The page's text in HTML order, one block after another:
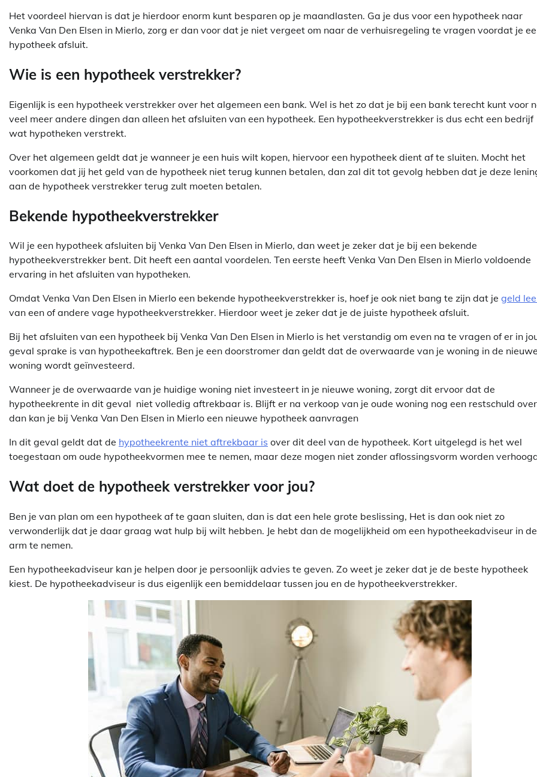
Het voordeel hiervan is dat je hierdoor enorm kunt besparen op je maandlasten. Ga je dus voor een hypotheek naar
Venka Van Den Elsen in Mierlo, zorg er dan voor dat je niet vergeet om naar de verhuisregeling te vragen voordat je
hypotheek afsluit.
Wie is een hypotheek verstrekker?
Eigenlijk is een hypotheek verstrekker over het algemeen een bank. Wel is het zo dat je bij een bank terecht kunt voor
veel meer andere dingen dan alleen het afsluiten van een hypotheek. Een hypotheekverstrekker is dus echt een bedrijf
wat hypotheken verstrekt.
Over het algemeen geldt dat je wanneer je een huis wilt kopen, hiervoor een hypotheek dient af te sluiten. Mocht het
voorkomen dat jij het geld van de hypotheek niet terug kunnen betalen, dan zal dit tot gevolg hebben dat je deze
aan de hypotheek verstrekker terug zult moeten betalen.
Bekende hypotheekverstrekker
Wil je een hypotheek afsluiten bij Venka Van Den Elsen in Mierlo, dan weet je zeker dat je bij een bekende
hypotheekverstrekker bent. Dit heeft een aantal voordelen. Ten eerste heeft Venka Van Den Elsen in Mierlo voldoende
ervaring in het afsluiten van hypotheken.
Omdat Venka Van Den Elsen in Mierlo een bekende hypotheekverstrekker is, hoef je ook niet bang te zijn dat je geld
van een of andere vage hypotheekverstrekker. Hierdoor weet je zeker dat je de juiste hypotheek afsluit.
Bij het afsluiten van een hypotheek bij Venka Van Den Elsen in Mierlo is het verstandig om even na te vragen of er in
geval sprake is van hypotheekaftrek. Ben je een doorstromer dan geldt dat de overwaarde van je woning in de
woning wordt geïnvesteerd.
Wanneer je de overwaarde van je huidige woning niet investeert in je nieuwe woning, zorgt dit ervoor dat de
hypotheekrente in dit geval niet volledig aftrekbaar is. Blijft er na verkoop van je oude woning nog een restschuld
dan kan je bij Venka Van Den Elsen in Mierlo een nieuwe hypotheek aanvragen
In dit geval geldt dat de hypotheekrente niet aftrekbaar is over dit deel van de hypotheek. Kort uitgelegd is het wel
toegestaan om oude hypotheekvormen mee te nemen, maar deze mogen niet zonder aflossingsvorm worden
Wat doet de hypotheek verstrekker voor jou?
Ben je van plan om een hypotheek af te gaan sluiten, dan is dat een hele grote beslissing, Het is dan ook niet zo
verwonderlijk dat je daar graag wat hulp bij wilt hebben. Je hebt dan de mogelijkheid om een hypotheekadviseur in de
arm te nemen.
Een hypotheekadviseur kan je helpen door je persoonlijk advies te geven. Zo weet je zeker dat je de beste hypotheek
kiest. De hypotheekadviseur is dus eigenlijk een bemiddelaar tussen jou en de hypotheekverstrekker.